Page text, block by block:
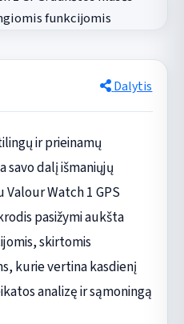
Dalytis
ir prieinamų
savo dalį išmaniųjų
Watch 1 GPS
pasižymi aukšta
skirtomis
kurie vertina kasdienį
analizę ir sąmoningą